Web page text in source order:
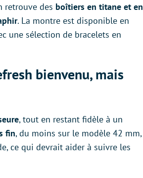
retrouve des boîtiers en titane et en
. La montre est disponible en
une sélection de bracelets en
bienvenu, mais
, tout en restant fidèle à un
fin, du moins sur le modèle 42 mm,
ce qui devrait aider à suivre les